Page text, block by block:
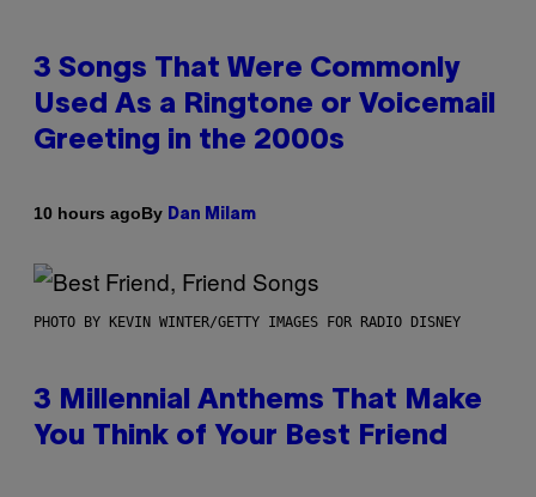
3 Songs That Were Commonly
Used As a Ringtone or Voicemail
Greeting in the 2000s
10 hours agoBy Dan Milam
PHOTO BY KEVIN WINTER/GETTY IMAGES FOR RADIO DISNEY
3 Millennial Anthems That Make
You Think of Your Best Friend